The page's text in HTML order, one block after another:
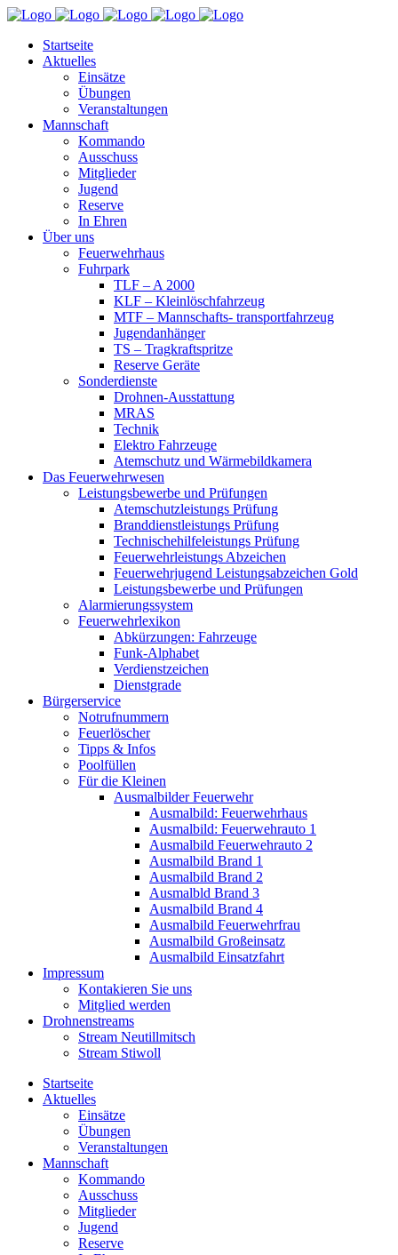
Startseite
Aktuelles
Einsätze
Übungen
Veranstaltungen
Mannschaft
Kommando
Ausschuss
Mitglieder
Jugend
Reserve
In Ehren
Über uns
Feuerwehrhaus
Fuhrpark
TLF – A 2000
KLF – Kleinlöschfahrzeug
MTF – Mannschafts- transportfahrzeug
Jugendanhänger
TS – Tragkraftspritze
Reserve Geräte
Sonderdienste
Drohnen-Ausstattung
MRAS
Technik
Elektro Fahrzeuge
Atemschutz und Wärmebildkamera
Das Feuerwehrwesen
Leistungsbewerbe und Prüfungen
Atemschutzleistungs Prüfung
Branddienstleistungs Prüfung
Technischehilfeleistungs Prüfung
Feuerwehrleistungs Abzeichen
Feuerwehrjugend Leistungsabzeichen Gold
Leistungsbewerbe und Prüfungen
Alarmierungssystem
Feuerwehrlexikon
Abkürzungen: Fahrzeuge
Funk-Alphabet
Verdienstzeichen
Dienstgrade
Bürgerservice
Notrufnummern
Feuerlöscher
Tipps & Infos
Poolfüllen
Für die Kleinen
Ausmalbilder Feuerwehr
Ausmalbild: Feuerwehrhaus
Ausmalbild: Feuerwehrauto 1
Ausmalbild Feuerwehrauto 2
Ausmalbild Brand 1
Ausmalbild Brand 2
Ausmalbld Brand 3
Ausmalbild Brand 4
Ausmalbild Feuerwehrfrau
Ausmalbild Großeinsatz
Ausmalbild Einsatzfahrt
Impressum
Kontakieren Sie uns
Mitglied werden
Drohnenstreams
Stream Neutillmitsch
Stream Stiwoll
Startseite
Aktuelles
Einsätze
Übungen
Veranstaltungen
Mannschaft
Kommando
Ausschuss
Mitglieder
Jugend
Reserve